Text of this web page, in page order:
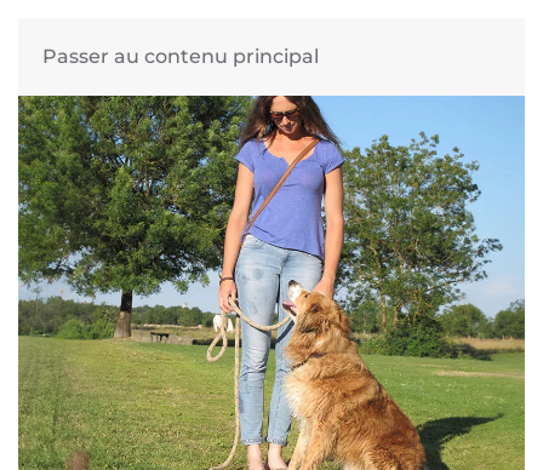
Passer au contenu principal